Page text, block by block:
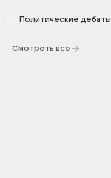
Политические дебаты
Смотреть все